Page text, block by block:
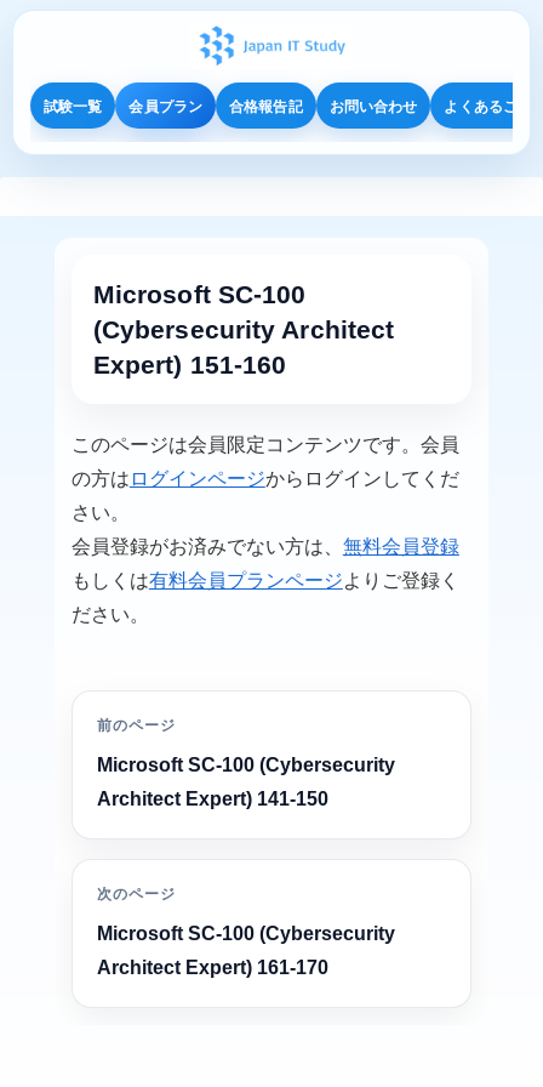
試験一覧 会員プラン 合格報告記 お問い合わせ よくあるご質
Microsoft SC-100
(Cybersecurity Architect
Expert) 151-160
このページは会員限定コンテンツです。会員
の方は ログインページからログインしてくだ
さい。
会員登録がお済みでない方は、 無料会員登録
もしくは有料会員プランページよりご登録く
ださい。
前のページ
Microsoft SC-100 (Cybersecurity
Architect Expert) 141-150
次のページ
Microsoft SC-100 (Cybersecurity
Architect Expert) 161-170